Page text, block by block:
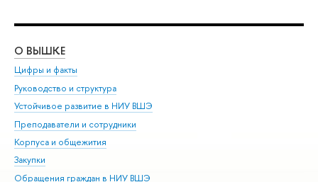
О ВЫШКЕ
Цифры и факты
Руководство и структура
Устойчивое развитие в НИУ ВШЭ
Преподаватели и сотрудники
Корпуса и общежития
Закупки
Обращения граждан в НИУ ВШЭ